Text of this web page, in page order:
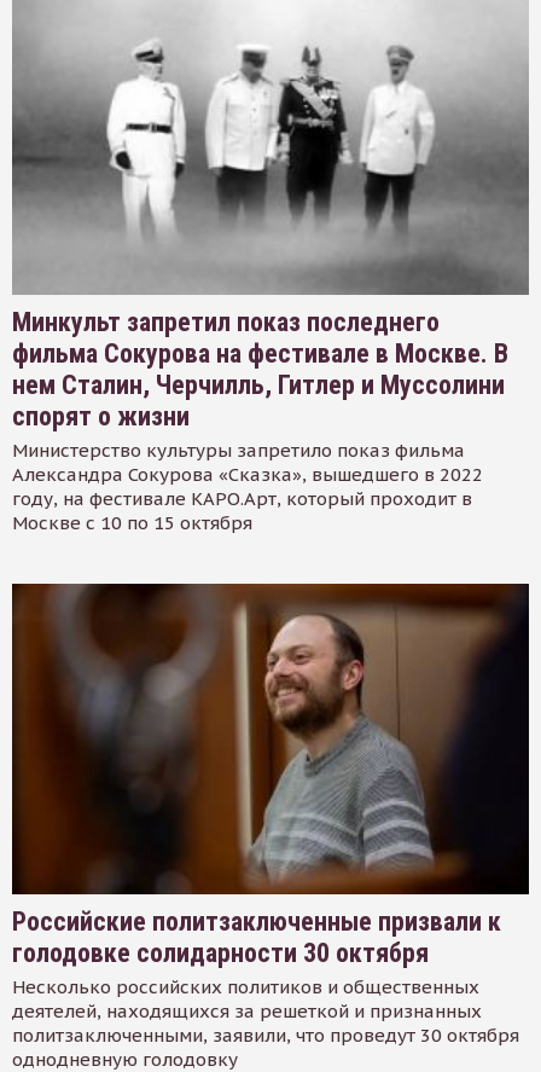
Минкульт запретил показ последнего
фильма Сокурова на фестивале в Москве. В
нем Сталин, Черчилль, Гитлер и Муссолини
спорят о жизни
Министерство культуры запретило показ фильма
Александра Сокурова «Сказка», вышедшего в 2022
году, на фестивале КАРО.Арт, который проходит в
Москве с 10 по 15 октября
Российские политзаключенные призвали к
голодовке солидарности 30 октября
Несколько российских политиков и общественных
деятелей, находящихся за решеткой и признанных
политзаключенными, заявили, что проведут 30 октября
однодневную голодовку